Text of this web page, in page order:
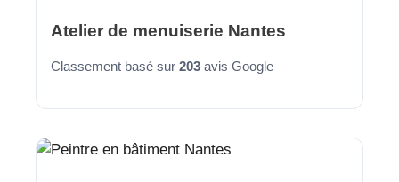
Atelier de menuiserie Nantes
Classement basé sur 203 avis Google